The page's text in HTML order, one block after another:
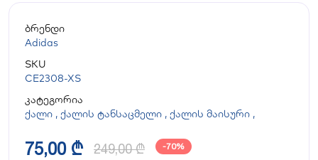
ბრენდი
Adidas
SKU
CE2308-XS
კატეგორია
ქალი , ქალის ტანსაცმელი , ქალის მაისური ,
75,00 ₾ 249,00 ₾ -70%